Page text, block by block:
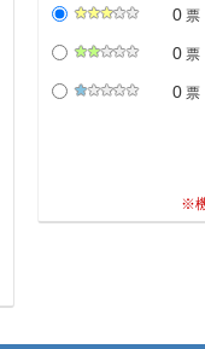
0 票
0 票
0 票
※